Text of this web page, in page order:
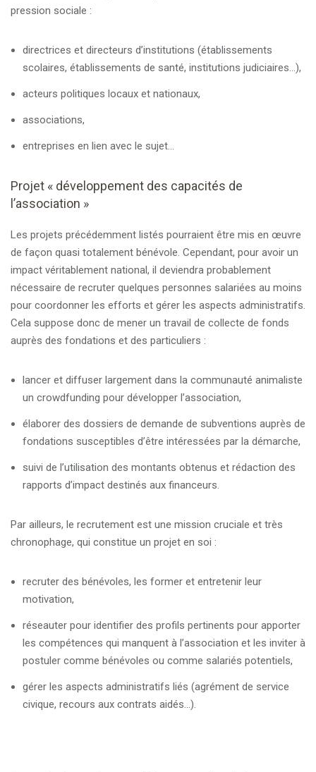
pression sociale :
directrices et directeurs d’institutions (établissements
scolaires, établissements de santé, institutions judiciaires…),
acteurs politiques locaux et nationaux,
associations,
entreprises en lien avec le sujet…
Projet « développement des capacités de
l’association »
Les projets précédemment listés pourraient être mis en œuvre
de façon quasi totalement bénévole. Cependant, pour avoir un
impact véritablement national, il deviendra probablement
nécessaire de recruter quelques personnes salariées au moins
pour coordonner les efforts et gérer les aspects administratifs.
Cela suppose donc de mener un travail de collecte de fonds
auprès des fondations et des particuliers :
lancer et diffuser largement dans la communauté animaliste
un crowdfunding pour développer l’association,
élaborer des dossiers de demande de subventions auprès de
fondations susceptibles d’être intéressées par la démarche,
suivi de l’utilisation des montants obtenus et rédaction des
rapports d’impact destinés aux financeurs.
Par ailleurs, le recrutement est une mission cruciale et très
chronophage, qui constitue un projet en soi :
recruter des bénévoles, les former et entretenir leur
motivation,
réseauter pour identifier des profils pertinents pour apporter
les compétences qui manquent à l’association et les inviter à
postuler comme bénévoles ou comme salariés potentiels,
gérer les aspects administratifs liés (agrément de service
civique, recours aux contrats aidés…).